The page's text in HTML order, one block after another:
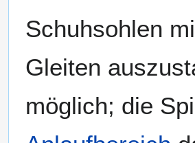
Schuhsohlen
Gleiten
möglich; die